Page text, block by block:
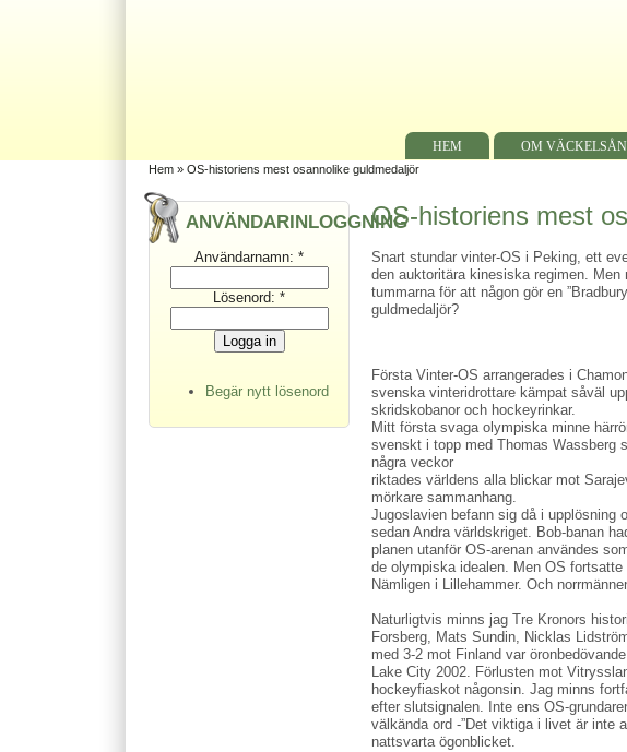
HEM OM
Hem » OS-historiens mest osannolike guldmedaljör
OS-historiens mest
Snart stundar vinter-OS i Peking, ett
den auktoritära kinesiska regimen.
tummarna för att någon gör en
guldmedaljör?
Första Vinter-OS arrangerades i
svenska vinteridrottare kämpat såväl
skridskobanor och hockeyrinkar.
Mitt första svaga olympiska minne
svenskt i topp med Thomas Wassberg
några veckor
riktades världens alla blickar mot
mörkare sammanhang.
Jugoslavien befann sig då i upplösning
sedan Andra världskriget. Bob-banan
planen utanför OS-arenan användes
de olympiska idealen. Men OS
Nämligen i Lillehammer. Och
Naturligtvis minns jag Tre Kronors
Forsberg, Mats Sundin, Nicklas
med 3-2 mot Finland var
Lake City 2002. Förlusten mot
hockeyfiaskot någonsin. Jag minns
efter slutsignalen. Inte ens OS-
välkända ord -”Det viktiga i livet är inte
nattsvarta ögonblicket.
ANVÄNDARINLOGGNING
Användarnamn:*
Lösenord:*
Begär nytt lösenord